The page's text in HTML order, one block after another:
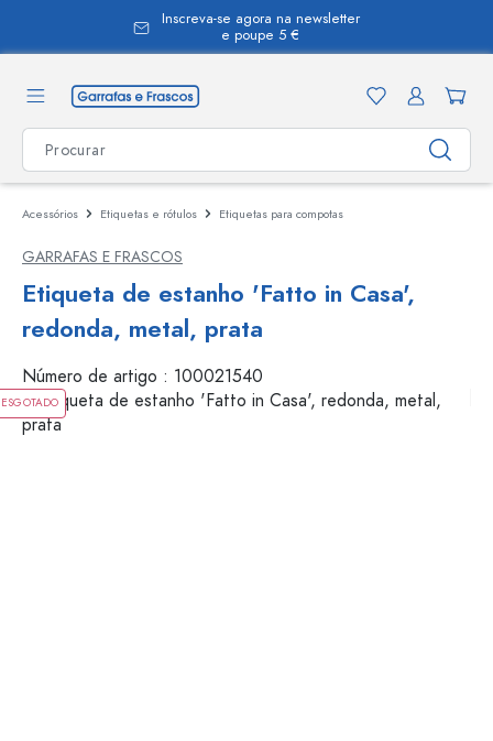
Inscreva-se agora na newsletter
e poupe 5 €
Acessórios Etiquetas e rótulos Etiquetas para compotas
GARRAFAS E FRASCOS
Etiqueta de estanho 'Fatto in Casa',
redonda, metal, prata
Número de artigo : 100021540
ESGOTADO